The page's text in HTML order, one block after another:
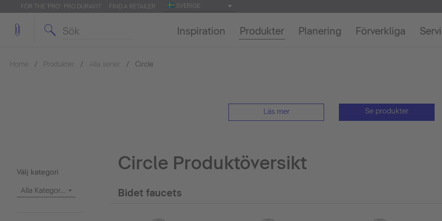
FOR THE 'PRO': PRO.DURAVIT FIND A RETAILER SVERIGE
Inspiration Produkter Planering Förverkliga
Home Produkter Alla serier Circle
Läs mer Se produkter
Välj kategori
Alla Kategorier
Circle Produktöversikt
Bidet faucets